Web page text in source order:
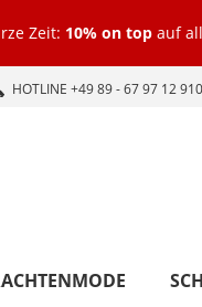
Zeit: 10% on top auf
HOTLINE +49 89 - 67 97 12 910